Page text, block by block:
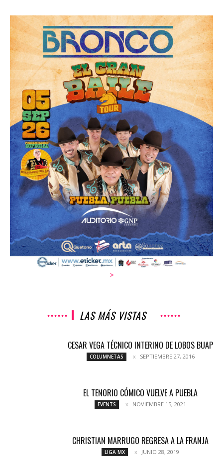
>
LAS MÁS VISTAS
CESAR VEGA TÉCNICO INTERINO DE LOBOS BUAP
COLUMNETAS SEPTIEMBRE 27, 2016
EL TENORIO CÓMICO VUELVE A PUEBLA
EVENTS NOVIEMBRE 15, 2021
CHRISTIAN MARRUGO REGRESA A LA FRANJA
LIGA MX JUNIO 28, 2019